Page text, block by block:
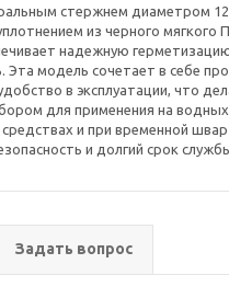
стержнем диаметром
из черного мягкого
надежную
Эта модель сочетает в себе
в эксплуатации, что
для применения на водных
и при временной
и долгий срок
Задать вопрос